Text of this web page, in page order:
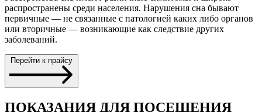
распространены среди населения. Нарушения сна бывают
первичные — не связанные с патологией каких либо органов
или вторичные — возникающие как следствие других
заболеваний.
Перейти к прайсу
ПОКАЗАНИЯ ДЛЯ ПОСЕЩЕНИЯ